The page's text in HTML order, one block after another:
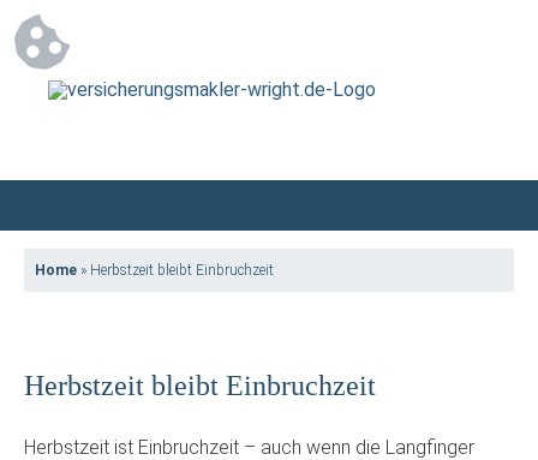
Home » Herbstzeit bleibt Einbruchzeit
Herbstzeit bleibt Einbruchzeit
Herbstzeit ist Einbruchzeit – auch wenn die Langfinger